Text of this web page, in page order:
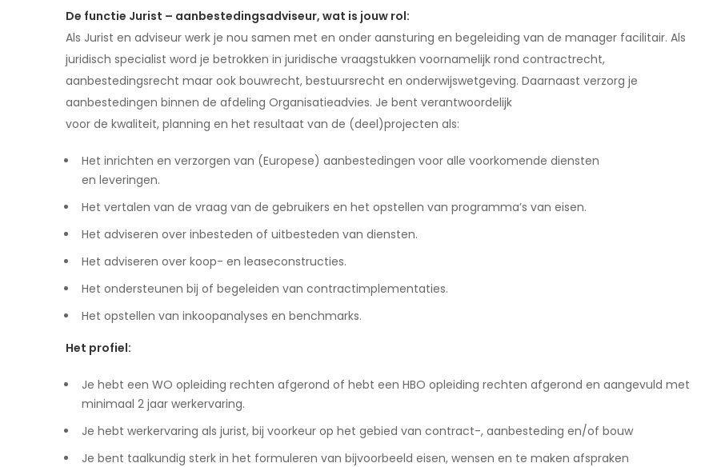
De functie Jurist – aanbestedingsadviseur, wat is jouw rol:
Als Jurist en adviseur werk je nou samen met en onder aansturing en begeleiding van de manager facilitair. Als
juridisch specialist word je betrokken in juridische vraagstukken voornamelijk rond contractrecht,
aanbestedingsrecht maar ook bouwrecht, bestuursrecht en onderwijswetgeving. Daarnaast verzorg je
aanbestedingen binnen de afdeling Organisatieadvies. Je bent verantwoordelijk
voor de kwaliteit, planning en het resultaat van de (deel)projecten als:
Het inrichten en verzorgen van (Europese) aanbestedingen voor alle voorkomende diensten
en leveringen.
Het vertalen van de vraag van de gebruikers en het opstellen van programma’s van eisen.
Het adviseren over inbesteden of uitbesteden van diensten.
Het adviseren over koop- en leaseconstructies.
Het ondersteunen bij of begeleiden van contractimplementaties.
Het opstellen van inkoopanalyses en benchmarks.
Het profiel:
Je hebt een WO opleiding rechten afgerond of hebt een HBO opleiding rechten afgerond en aangevuld met
minimaal 2 jaar werkervaring.
Je hebt werkervaring als jurist, bij voorkeur op het gebied van contract-, aanbesteding en/of bouw
Je bent taalkundig sterk in het formuleren van bijvoorbeeld eisen, wensen en te maken afspraken